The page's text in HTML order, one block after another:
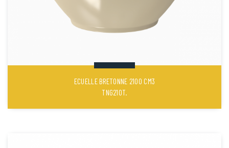
ECUELLE BRETONNE 2100 CM3
TNG210T.